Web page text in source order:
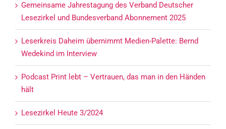
Gemeinsame Jahrestagung des Verband Deutscher
Lesezirkel und Bundesverband Abonnement 2025
Leserkreis Daheim übernimmt Medien-Palette: Bernd
Wedekind im Interview
Podcast Print lebt – Vertrauen, das man in den Händen
hält
Lesezirkel Heute 3/2024